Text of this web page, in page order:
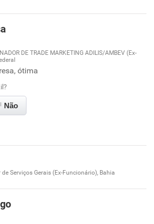
empresa
diretoria
vida familiar
empresa
DE TRADE MARKETING ADILIS/AMBEV (Ex-
ótima
Não
Serviços Gerais (Ex-Funcionário), Bahia